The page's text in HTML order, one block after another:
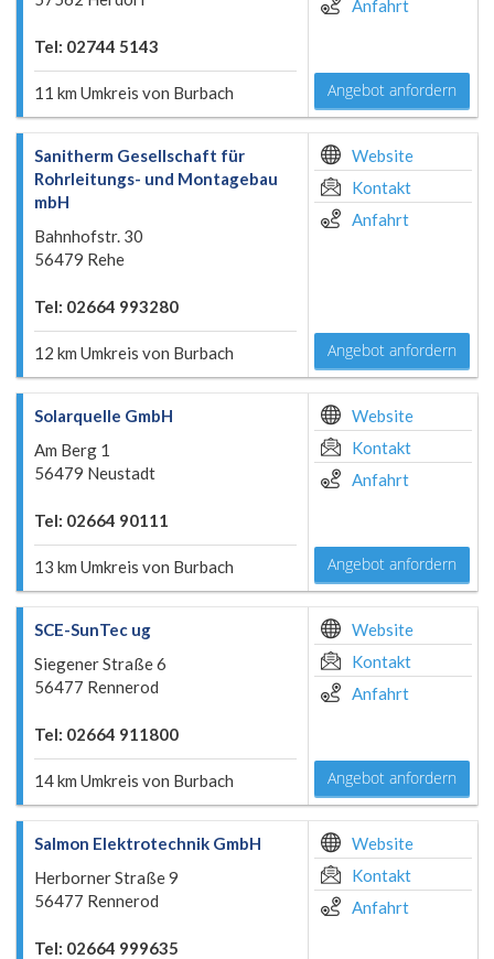
Tel: 02744 5143
11 km Umkreis von Burbach
Anfahrt
Angebot anfordern
Sanitherm Gesellschaft für
Rohrleitungs- und Montagebau
mbH
Bahnhofstr. 30
56479 Rehe
Tel: 02664 993280
12 km Umkreis von Burbach
Website
Kontakt
Anfahrt
Angebot anfordern
Solarquelle GmbH
Am Berg 1
56479 Neustadt
Tel: 02664 90111
13 km Umkreis von Burbach
Website
Kontakt
Anfahrt
Angebot anfordern
SCE-SunTec ug
Siegener Straße 6
56477 Rennerod
Tel: 02664 911800
14 km Umkreis von Burbach
Website
Kontakt
Anfahrt
Angebot anfordern
Salmon Elektrotechnik GmbH
Herborner Straße 9
56477 Rennerod
Tel: 02664 999635
Website
Kontakt
Anfahrt